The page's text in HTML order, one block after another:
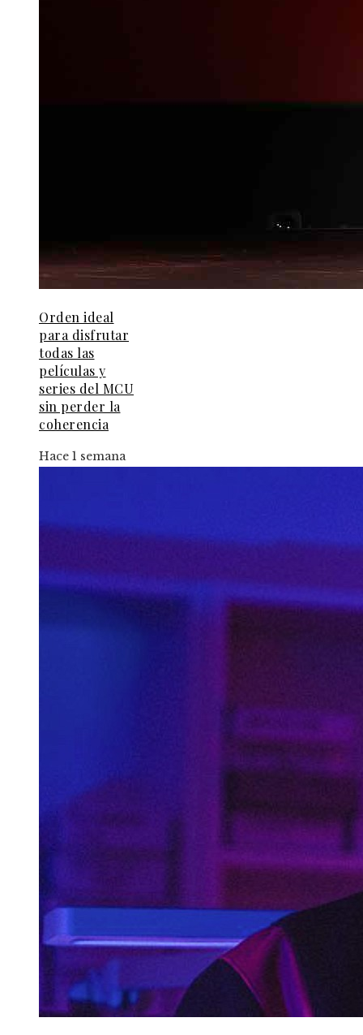
Orden ideal
para disfrutar
todas las
películas y
series del MCU
sin perder la
coherencia
Hace 1 semana